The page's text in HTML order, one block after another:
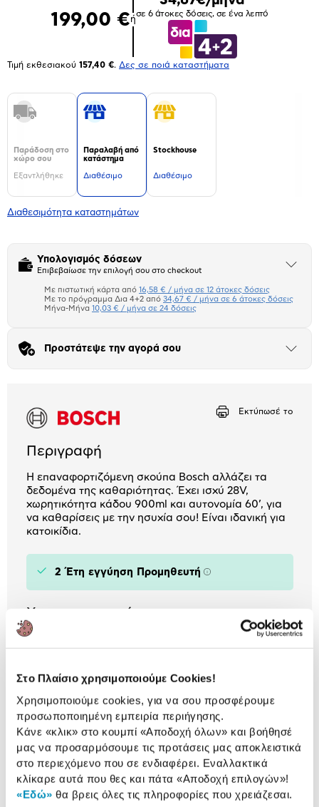
Στο Πλαίσιο χρησιμοποιούμε Cookies!
Χρησιμοποιούμε cookies, για να σου προσφέρουμε
προσωποποιημένη εμπειρία περιήγησης.
Κάνε «κλικ» στο κουμπί «Αποδοχή όλων» και βοήθησέ
μας να προσαρμόσουμε τις προτάσεις μας αποκλειστικά
στο περιεχόμενο που σε ενδιαφέρει. Εναλλακτικά
κλίκαρε αυτά που θες και πάτα «Αποδοχή επιλογών»!
«Εδώ» θα βρεις όλες τις πληροφορίες που χρειάζεσαι.
199,00 €ή
σε 6 άτοκες δόσεις, σε ένα λεπτό
Τιμή εκθεσιακού 157,40 €. Δες σε ποιά καταστήματα
Παράδοση στο
χώρο σου
Εξαντλήθηκε
Παραλαβή από
κατάστημα
Διαθέσιμο
Stockhouse
Διαθέσιμο
Διαθεσιμότητα καταστημάτων
Υπολογισμός δόσεων
Επιβεβαίωσε την επιλογή σου στο checkout
Άνοιξε
Πιστωτική κάρτα
Μήνα Μήνα
Με πιστωτική κάρτα από 16,58 € / μήνα σε 12 άτοκες δόσεις
Με το πρόγραμμα Δια 4+2 από 34,67 € / μήνα σε 6 άτοκες δόσεις
Μήνα-Μήνα 10,03 € / μήνα σε 24 δόσεις
Προστάτεψε την αγορά σου
Άνοιξε
Εκτύπωσέ το
Περιγραφή
Η επαναφορτιζόμενη σκούπα Bosch αλλάζει τα
δεδομένα της καθαριότητας. Έχει ισχύ 28V,
χωρητικότητα κάδου 900ml και αυτονομία 60’, για
να καθαρίσεις με την ησυχία σου! Είναι ιδανική για
κατοικίδια.
2 Έτη εγγύηση Προμηθευτή Πληροφορίες
Χαρακτηριστικά
Χωρίς καλώδιο
(ασύρματο):
Ισχύς (Volt):
Αυτονομία λειτουργίας
(min):
60 min